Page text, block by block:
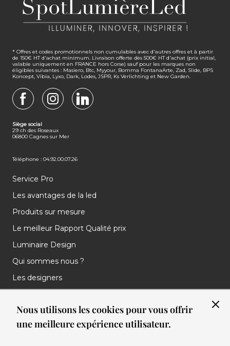
Nous utilisons les cookies pour vous offrir
une meilleure expérience utilisateur.
* Offres et codes promotionnels non cumulables avec d'autres offres et à partir
de 150€ HT d'achat minimum. Livraison offerte dès 500€ HT d'achat (prix initial,
valable uniquement en FRANCE hors Corse) sauf pour les marques non
éligibles suivantes : Masiero, Btc, Myyour, Bomma FontanaArte, Zad, Slide, BPS
Koncept, Vibia, Lyxo, Dark, Lodes, JSPR, Ks Verlichting et New Garden.
Siège social
29 ch des Roseaux
06800 Cagnes sur Mer
Téléphone : 04.92.00.07.26
Service Pro
Les avantages de la led
Produits sur mesure
Le meilleur Rapport Qualité prix
Luminaire Design
Qui sommes nous ?
Les designers
Nos réalisations
Nos Clients